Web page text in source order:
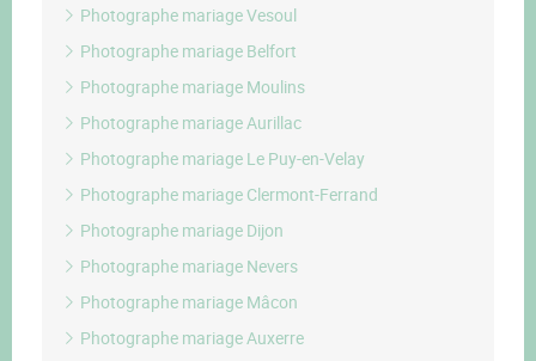
Photographe mariage Vesoul
Photographe mariage Belfort
Photographe mariage Moulins
Photographe mariage Aurillac
Photographe mariage Le Puy-en-Velay
Photographe mariage Clermont-Ferrand
Photographe mariage Dijon
Photographe mariage Nevers
Photographe mariage Mâcon
Photographe mariage Auxerre